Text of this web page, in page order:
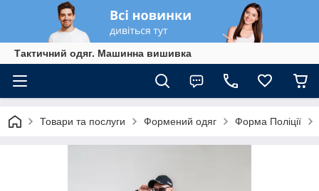
Тактичний одяг. Машинна вишивка
Товари та послуги Формений одяг Форма Поліції